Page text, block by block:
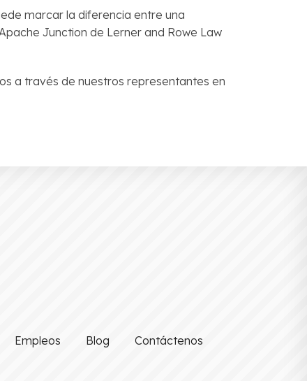
marcar la diferencia entre una
Junction de Lerner and Rowe Law
a través de nuestros representantes en
Empleos Blog Contáctenos